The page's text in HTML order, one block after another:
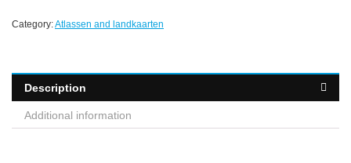
Category:Atlassen and landkaarten
Description
Additional information